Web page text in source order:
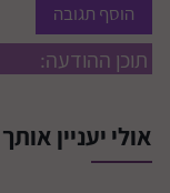
הוסף תגובה
תוכן ההודעה:
אולי יעניין אותך